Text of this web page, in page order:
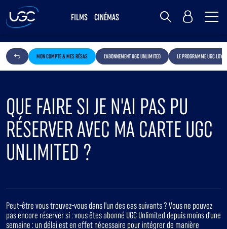
FILMS CINÉMAS MY UGC
MON COMPTE & MES RÉSAS L'ABONNEMENT UGC UNLIMITED LE PROGRAMME UGC
QUE FAIRE SI JE N'AI PAS PU
RÉSERVER AVEC MA CARTE UGC
UNLIMITED ?
Peut-être vous trouvez-vous dans l'un des cas suivants ? Vous ne pouvez
pas encore réserver si : vous êtes abonné UGC Unlimited depuis moins d'une
semaine : un délai est en effet nécessaire pour intégrer de manière